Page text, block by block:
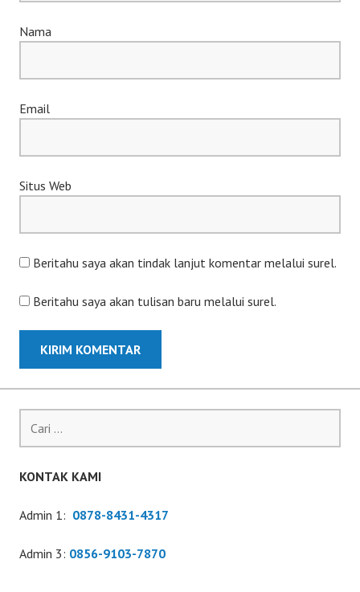
Nama
Email
Situs Web
Beritahu saya akan tindak lanjut komentar melalui surel.
Beritahu saya akan tulisan baru melalui surel.
untuk:
KONTAK KAMI
Admin 1: 0878-8431-4317
Admin 3: 0856-9103-7870